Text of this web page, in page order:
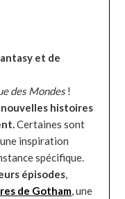
et de
des Mondes!
histoires
Certaines sont
inspiration
spécifique.
épisodes
de Gotham , une